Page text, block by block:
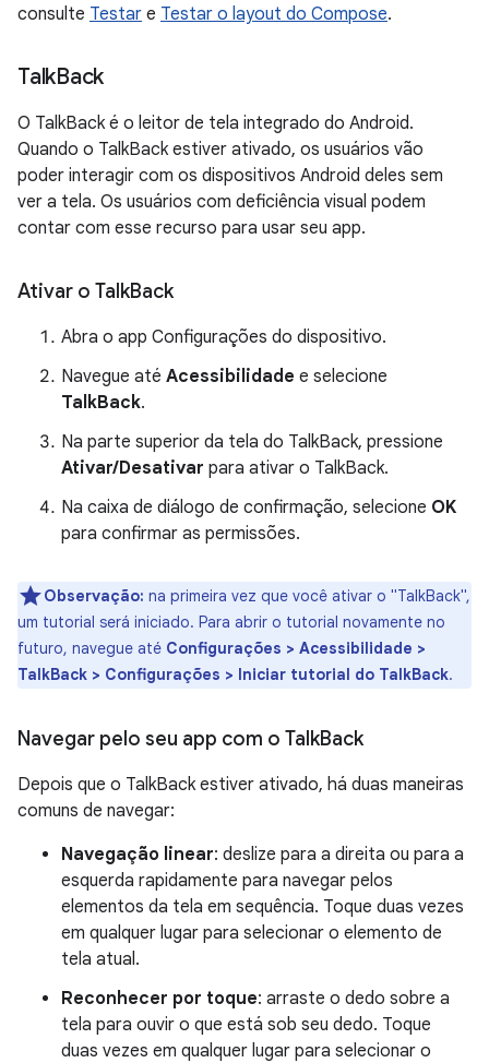
consulte Testar e Testar o layout do Compose.
TalkBack
O TalkBack é o leitor de tela integrado do Android.
Quando o TalkBack estiver ativado, os usuários vão
poder interagir com os dispositivos Android deles sem
ver a tela. Os usuários com deficiência visual podem
contar com esse recurso para usar seu app.
Ativar o TalkBack
Abra o app Configurações do dispositivo.
Navegue até Acessibilidade e selecione
TalkBack.
Na parte superior da tela do TalkBack, pressione
Ativar/Desativar para ativar o TalkBack.
Na caixa de diálogo de confirmação, selecione OK
para confirmar as permissões.
Observação: na primeira vez que você ativar o "TalkBack",
um tutorial será iniciado. Para abrir o tutorial novamente no
futuro, navegue até Configurações > Acessibilidade >
TalkBack > Configurações > Iniciar tutorial do TalkBack.
Navegar pelo seu app com o TalkBack
Depois que o TalkBack estiver ativado, há duas maneiras
comuns de navegar:
Navegação linear: deslize para a direita ou para a
esquerda rapidamente para navegar pelos
elementos da tela em sequência. Toque duas vezes
em qualquer lugar para selecionar o elemento de
tela atual.
Reconhecer por toque: arraste o dedo sobre a
tela para ouvir o que está sob seu dedo. Toque
duas vezes em qualquer lugar para selecionar o